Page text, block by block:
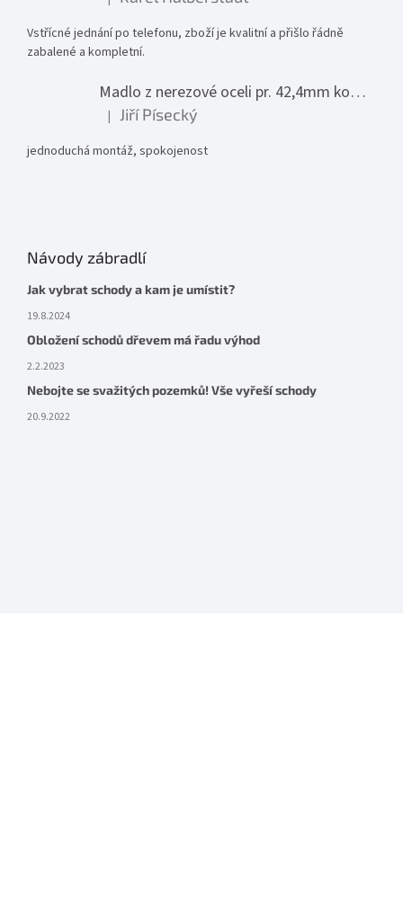
Hodnocení produktu je 5 z 5 hvězdiček.
Vstřícné jednání po telefonu, zboží je kvalitní a přišlo řádně
zabalené a kompletní.
Madlo z nerezové oceli pr. 42,4mm komplet - model 0116 - 3000mm
Hodnocení produktu je 5 z 5 hvězdiček.
| Jiří Písecký
jednoduchá montáž, spokojenost
Návody zábradlí
Jak vybrat schody a kam je umístit?
19.8.2024
Obložení schodů dřevem má řadu výhod
2.2.2023
Nebojte se svažitých pozemků! Vše vyřeší schody
20.9.2022